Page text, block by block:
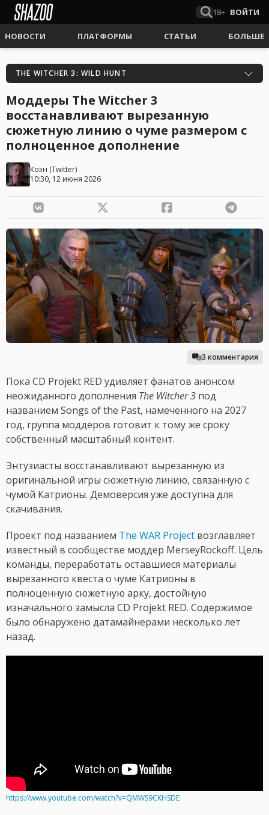
18+ ВОЙТИ
НОВОСТИ ПЛАТФОРМЫ СТАТЬИ БОЛЬШЕ
THE WITCHER 3: WILD HUNT
Моддеры The Witcher 3
восстанавливают вырезанную
сюжетную линию о чуме размером с
полноценное дополнение
Коэн (Twitter)
10:30, 12 июня 2026
3 комментария
Пока CD Projekt RED удивляет фанатов анонсом
неожиданного дополнения The Witcher 3 под
названием Songs of the Past, намеченного на 2027
год, группа моддеров готовит к тому же сроку
собственный масштабный контент.
Энтузиасты восстанавливают вырезанную из
оригинальной игры сюжетную линию, связанную с
чумой Катрионы. Демоверсия уже доступна для
скачивания.
Проект под названием The WAR Project возглавляет
известный в сообществе моддер MerseyRockoff. Цель
команды, переработать оставшиеся материалы
вырезанного квеста о чуме Катрионы в
полноценную сюжетную арку, достойную
изначального замысла CD Projekt RED. Содержимое
было обнаружено датамайнерами несколько лет
назад.
https://www.youtube.com/watch?v=QMWS9CKHSDE